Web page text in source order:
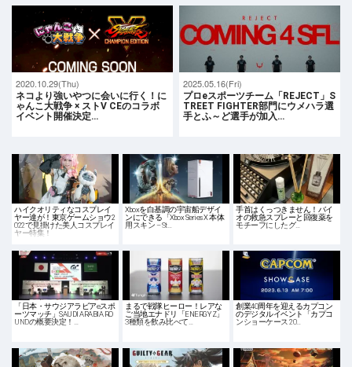
2020.10.29(Thu)
ネコより強いやつに会いに行く！に
ゃんこ大戦争 × ストV CEのコラボ
イベント開催決定…
2025.05.16(Fri)
プロeスポーツチーム「REJECT」S
TREET FIGHTER部門にウメハラ選
手とふ～ど選手が加入…
ハイクオリティなコスプレイ
ヤー達が！東京ゲームショウ2
022で見掛けた美人コスプレイ
ヤー特集！
Xboxを白基調の宇宙船デザイ
ンにできる「Xbox Series X 本体
用スキン – St…
手首はくっつきません！バイ
オの救急スプレーと回復薬を
モチーフにしたグ…
「日本・サウジアラビアeスポ
ーツマッチ」SAUDI ARABIA RO
UNDの概要決定！…
まるで戦隊ヒーロー！レアな
ご当地エナドリ「ENERGY Z」
3種類を飲み比べて…
創業40周年を迎えるカプコン
のデジタルイベント「カプコ
ンショーケース 20…